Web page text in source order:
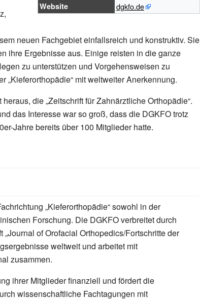
Website dgkfo.de
neuen Fachgebiet einfallsreich und konstruktiv. Sie
ihre Ergebnisse aus. Einige reisten in die ganze
zu unterstützen und Vorgehensweisen zu
„Kieferorthopädie“ mit weltweiter Anerkennung.
die „Zeitschrift für Zahnärztliche Orthopädie“.
das Interesse war so groß, dass die DGKFO trotz
Jahre bereits über 100 Mitglieder hatte.
„Kieferorthopädie“ sowohl in der
Forschung. Die DGKFO verbreitet durch
of Orofacial Orthopedics/Fortschritte der
weltweit und arbeitet mit
zusammen.
ihrer Mitglieder finanziell und fördert die
wissenschaftliche Fachtagungen mit